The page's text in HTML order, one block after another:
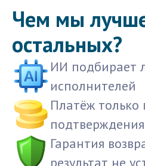
Чем мы
остальных?
ИИ подбирает
исполнителей
Платёж только
подтверждения
Гарантия
результат не